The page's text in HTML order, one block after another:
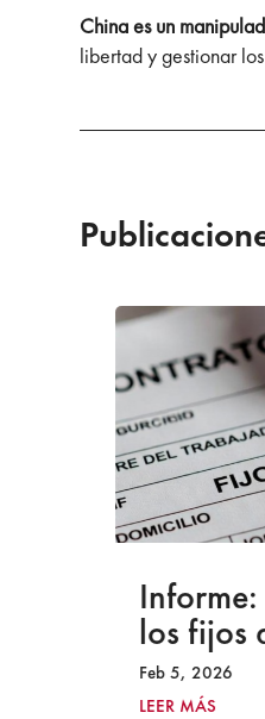
China es un
libertad y gestionar
los fijos
Feb 5, 2026
LEER MÁS